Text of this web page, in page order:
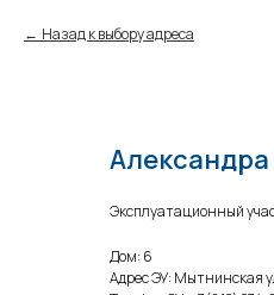
Назад к выбору адреса
Александра
Эксплуатационный
Дом: 6
Адрес ЭУ: Мытнинская